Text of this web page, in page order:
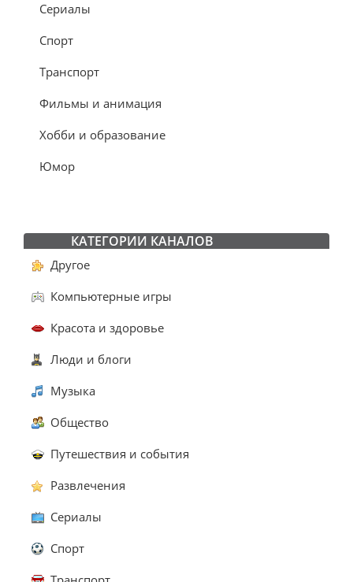
Сериалы
Спорт
Транспорт
Фильмы и анимация
Хобби и образование
Юмор
КАТЕГОРИИ КАНАЛОВ
Другое
Компьютерные игры
Красота и здоровье
Люди и блоги
Музыка
Общество
Путешествия и события
Развлечения
Сериалы
Спорт